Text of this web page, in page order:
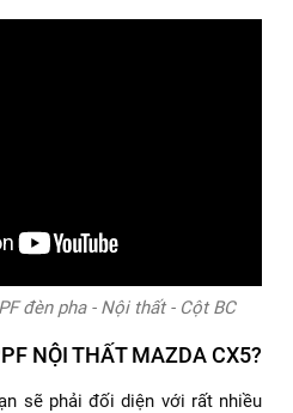
đèn pha - Nội thất - Cột BC
NỘI THẤT MAZDA CX5?
sẽ phải đối diện với rất nhiều